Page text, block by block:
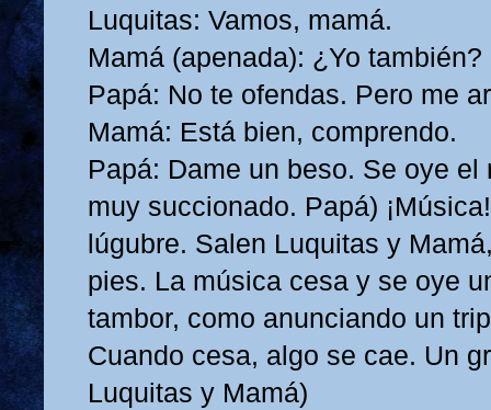
Luquitas: Vamos, mamá.
Mamá (apenada): ¿Yo también?
Papá: No te ofendas. Pero me
Mamá: Está bien, comprendo.
Papá: Dame un beso. Se oye el
muy succionado. Papá)
lúgubre. Salen Luquitas y
pies. La música cesa y se oye
tambor, como anunciando un
Cuando cesa, algo se cae. Un
Luquitas y Mamá)